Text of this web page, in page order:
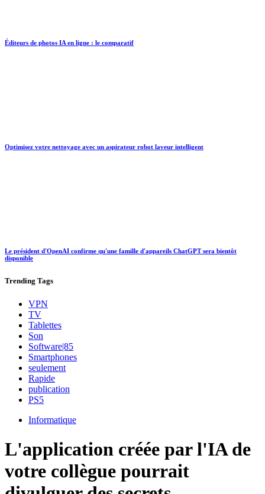
Éditeurs de photos IA en ligne : le comparatif
Optimisez votre nettoyage avec un aspirateur robot laveur intelligent
Le président d'OpenAI confirme qu'une famille d'appareils ChatGPT sera bientôt
disponible
Trending Tags
VPN
TV
Tablettes
Son
Software|85
Smartphones
seulement
Rapide
publication
PS5
Informatique
L'application créée par l'IA de
votre collègue pourrait